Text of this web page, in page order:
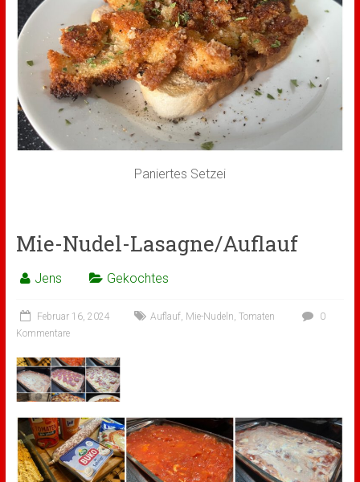
Paniertes Setzei
Mie-Nudel-Lasagne/Auflauf
Jens Gekochtes
Februar 16, 2024 Auflauf, Mie-Nudeln, Tomaten
0
Kommentare